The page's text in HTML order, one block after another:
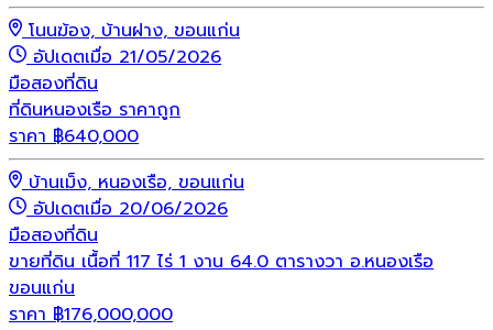
โนนฆ้อง, บ้านฝาง, ขอนแก่น
อัปเดตเมื่อ 21/05/2026
มือสองที่ดิน
ที่ดินหนองเรือ ราคาถูก
ราคา ฿640,000
บ้านเม็ง, หนองเรือ, ขอนแก่น
อัปเดตเมื่อ 20/06/2026
มือสองที่ดิน
ขายที่ดิน เนื้อที่ 117 ไร่ 1 งาน 64.0 ตารางวา อ.หนองเรือ
ขอนแก่น
ราคา ฿176,000,000